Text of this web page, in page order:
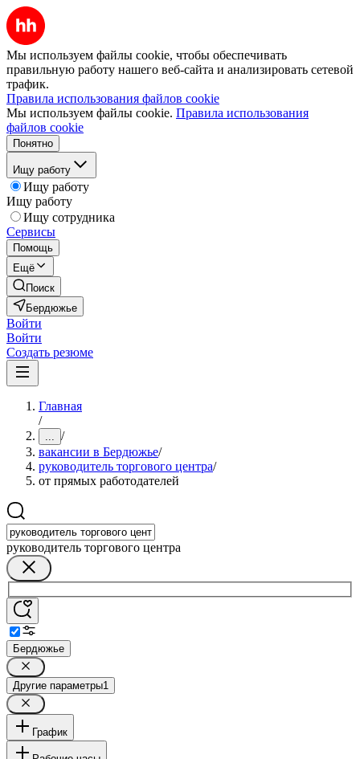
Мы используем файлы cookie, чтобы обеспечивать
правильную работу нашего веб-сайта и анализировать сетевой
трафик.
Правила использования файлов cookie
Мы используем файлы cookie. Правила использования
файлов cookie
Понятно
Ищу работу
Ищу работу
Ищу работу
Ищу сотрудника
Сервисы
Помощь
Ещё
Поиск
Бердюжье
Войти
Войти
Создать резюме
Главная
/
... /
вакансии в Бердюжье/
руководитель торгового центра/
от прямых работодателей
руководитель торгового центра
Бердюжье
Другие параметры1
График